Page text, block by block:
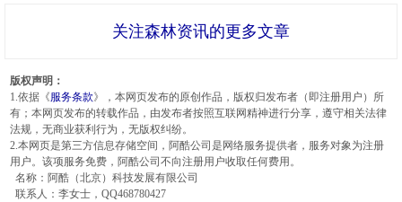
关注森林资讯的更多文章
版权声明：
1.依据《服务条款》，本网页发布的原创作品，版权归发布者（即注册用户）所
有；本网页发布的转载作品，由发布者按照互联网精神进行分享，遵守相关法律
法规，无商业获利行为，无版权纠纷。
2.本网页是第三方信息存储空间，阿酷公司是网络服务提供者，服务对象为注册
用户。该项服务免费，阿酷公司不向注册用户收取任何费用。
名称：阿酷（北京）科技发展有限公司
联系人：李女士，QQ468780427